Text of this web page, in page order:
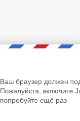
Ваш браузер должен
Пожалуйста, включите
попробуйте ещё раз